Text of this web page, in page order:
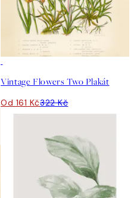
Vintage Flowers Two Plakát
Od 161 Kč322 Kč